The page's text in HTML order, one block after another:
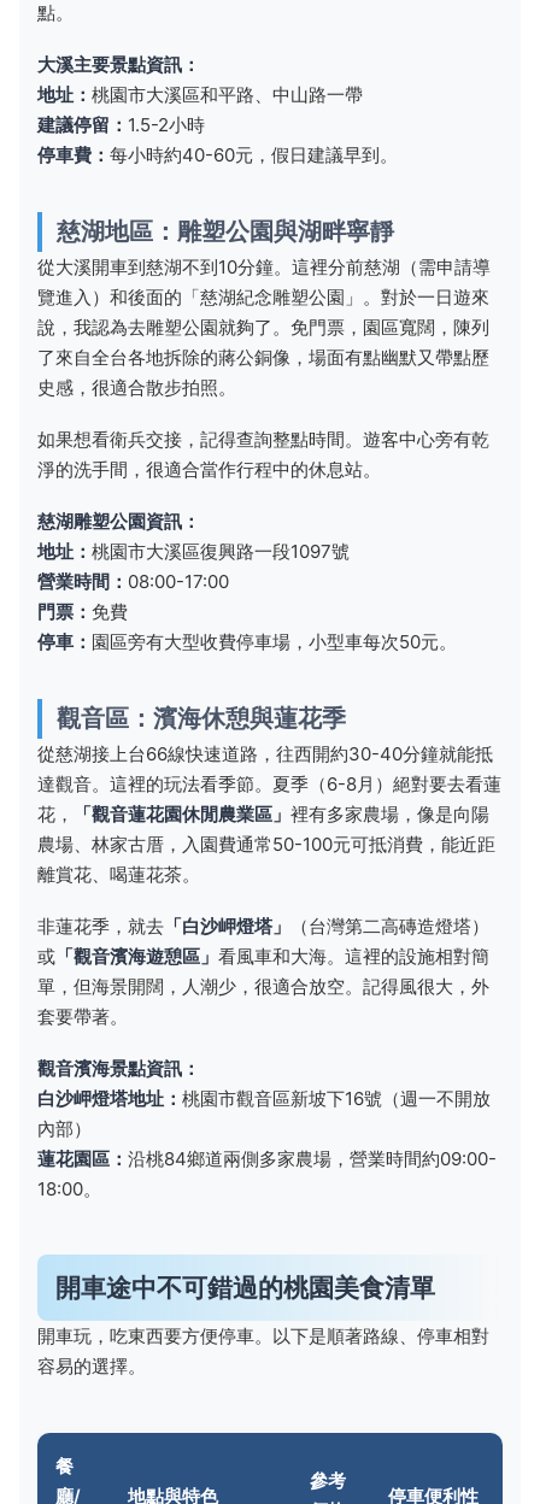
點。
大溪主要景點資訊：
地址： 桃園市大溪區和平路、中山路一帶
建議停留： 1.5-2小時
停車費： 每小時約40-60元，假日建議早到。
慈湖地區：雕塑公園與湖畔寧靜
從大溪開車到慈湖不到10分鐘。這裡分前慈湖（需申請導
覽進入）和後面的「慈湖紀念雕塑公園」。對於一日遊來
說，我認為去雕塑公園就夠了。免門票，園區寬闊，陳列
了來自全台各地拆除的蔣公銅像，場面有點幽默又帶點歷
史感，很適合散步拍照。
如果想看衛兵交接，記得查詢整點時間。遊客中心旁有乾
淨的洗手間，很適合當作行程中的休息站。
慈湖雕塑公園資訊：
地址： 桃園市大溪區復興路一段1097號
營業時間： 08:00-17:00
門票： 免費
停車： 園區旁有大型收費停車場，小型車每次50元。
觀音區：濱海休憩與蓮花季
從慈湖接上台66線快速道路，往西開約30-40分鐘就能抵
達觀音。這裡的玩法看季節。夏季（6-8月）絕對要去看蓮
花，
「觀音蓮花園休閒農業區」 裡有多家農場，像是向陽
農場、林家古厝，入園費通常50-100元可抵消費，能近距
離賞花、喝蓮花茶。
非蓮花季，就去 「白沙岬燈塔」
（台灣第二高磚造燈塔）
或 「觀音濱海遊憩區」 看風車和大海。這裡的設施相對簡
單，但海景開闊，人潮少，很適合放空。記得風很大，外
套要帶著。
觀音濱海景點資訊：
白沙岬燈塔地址： 桃園市觀音區新坡下16號（週一不開放
內部）
蓮花園區： 沿桃84鄉道兩側多家農場，營業時間約09:00-
18:00。
開車途中不可錯過的桃園美食清單
開車玩，吃東西要方便停車。以下是順著路線、停車相對
容易的選擇。
餐
廳/
地點與特色
參考
停車便利性